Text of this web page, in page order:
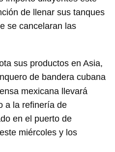
primero has de
de 14ymedio.
CANCELAR
de llenar sus tanques
se cancelaran las
sus productos en Asia,
de bandera cubana
mexicana llevará
a la refinería de
en el puerto de
miércoles y los